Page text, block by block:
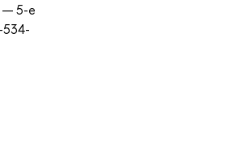
— 5-е
534-